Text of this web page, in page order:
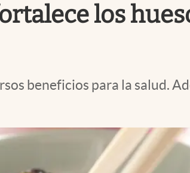
los
beneficios para la salud.